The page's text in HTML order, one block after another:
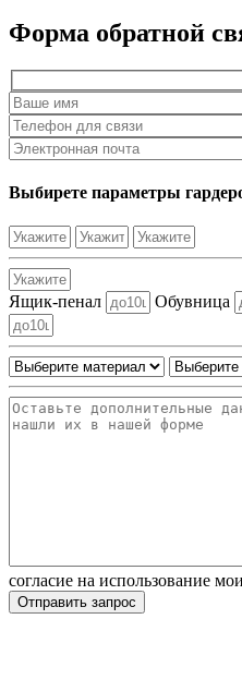
Форма обратной
Выбирете параметры
Ящик-пенал Обувница
согласие на использование